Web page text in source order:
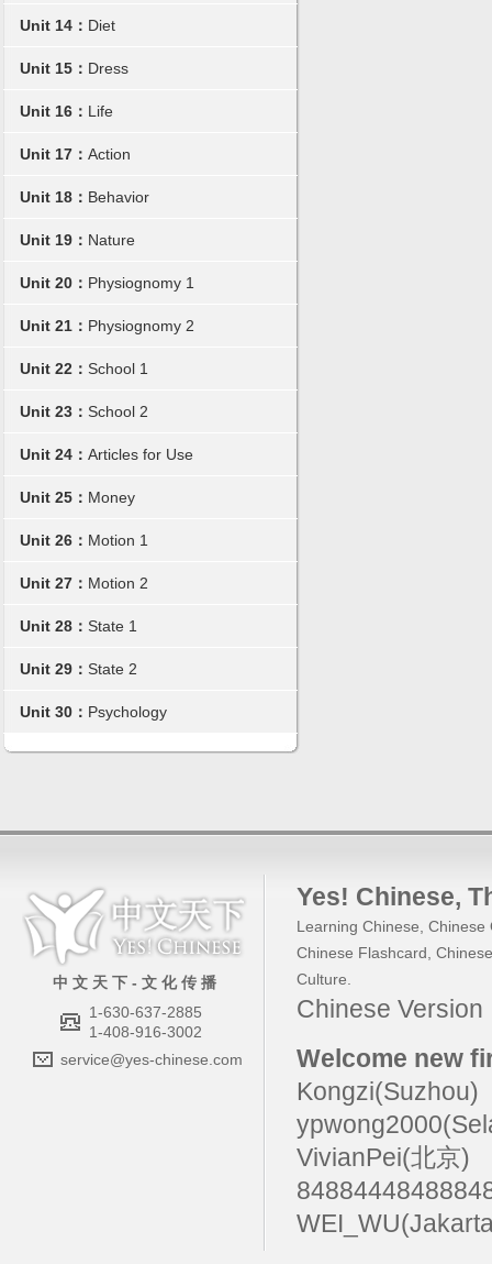
Unit 14： Diet
Unit 15： Dress
Unit 16： Life
Unit 17： Action
Unit 18： Behavior
Unit 19： Nature
Unit 20： Physiognomy 1
Unit 21： Physiognomy 2
Unit 22： School 1
Unit 23： School 2
Unit 24： Articles for Use
Unit 25： Money
Unit 26： Motion 1
Unit 27： Motion 2
Unit 28： State 1
Unit 29： State 2
Unit 30： Psychology
中 文 天 下 - 文 化 传 播
1-630-637-2885
1-408-916-3002
service@yes-chinese.com
Yes! Chinese,
Learning Chinese, Chinese
Chinese Flashcard,
Culture.
Chinese
Welcome new
Kongzi(Suzhou)
VivianPei(北京)